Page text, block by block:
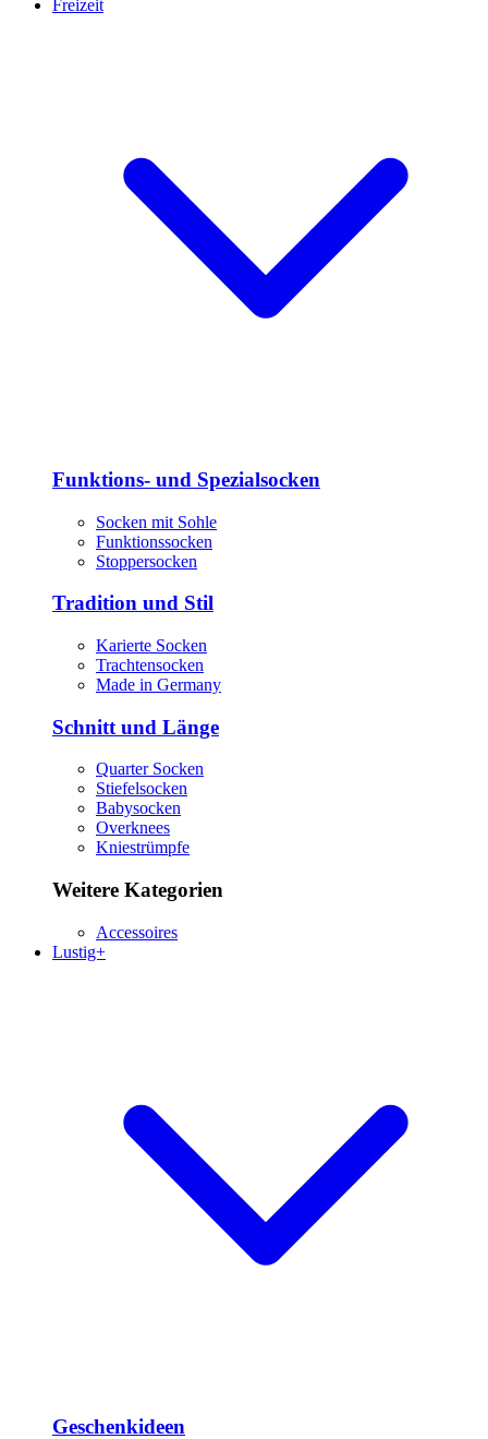
Freizeit
Funktions- und Spezialsocken
Socken mit Sohle
Funktionssocken
Stoppersocken
Tradition und Stil
Karierte Socken
Trachtensocken
Made in Germany
Schnitt und Länge
Quarter Socken
Stiefelsocken
Babysocken
Overknees
Kniestrümpfe
Weitere Kategorien
Accessoires
Lustig+
Geschenkideen